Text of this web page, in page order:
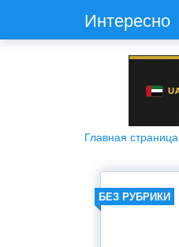
Интересно
Главная страница
БЕЗ РУБРИКИ